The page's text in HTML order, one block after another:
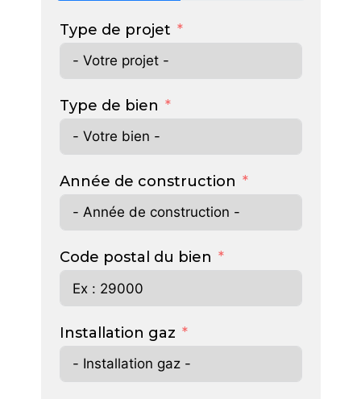
Type de projet
Type de bien
Année de construction
Code postal du bien
Installation gaz